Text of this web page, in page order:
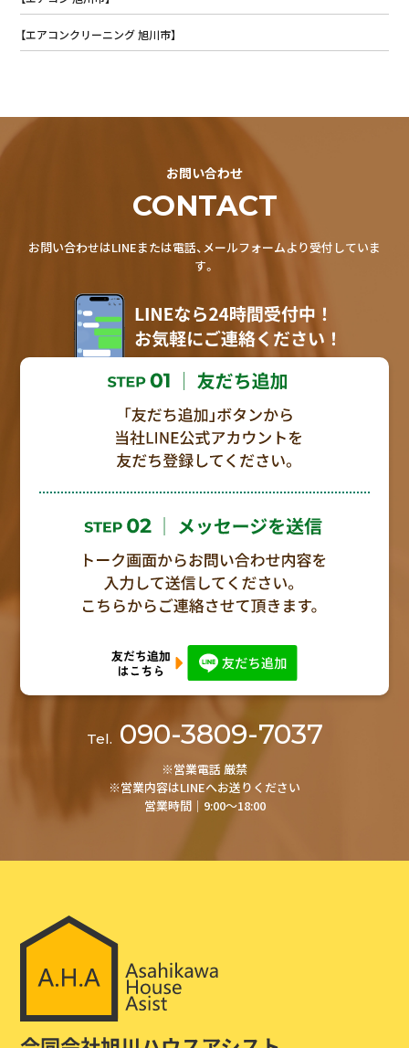
【エアコンクリーニング 旭川市】
お問い合わせ
CONTACT
お問い合わせはLINEまたは電話、メールフォームより受付していま
す。
Tel. 090-3809-7037
※営業電話 厳禁
※営業内容はLINEへお送りください
営業時間│9:00～18:00